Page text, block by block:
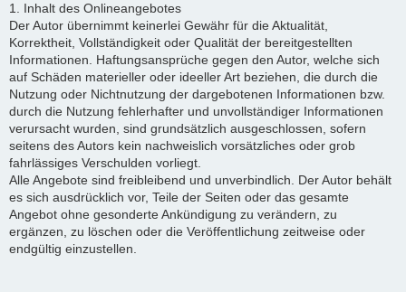
1. Inhalt des Onlineangebotes
Der Autor übernimmt keinerlei Gewähr für die Aktualität,
Korrektheit, Vollständigkeit oder Qualität der bereitgestellten
Informationen. Haftungsansprüche gegen den Autor, welche sich
auf Schäden materieller oder ideeller Art beziehen, die durch die
Nutzung oder Nichtnutzung der dargebotenen Informationen bzw.
durch die Nutzung fehlerhafter und unvollständiger Informationen
verursacht wurden, sind grundsätzlich ausgeschlossen, sofern
seitens des Autors kein nachweislich vorsätzliches oder grob
fahrlässiges Verschulden vorliegt.
Alle Angebote sind freibleibend und unverbindlich. Der Autor behält
es sich ausdrücklich vor, Teile der Seiten oder das gesamte
Angebot ohne gesonderte Ankündigung zu verändern, zu
ergänzen, zu löschen oder die Veröffentlichung zeitweise oder
endgültig einzustellen.